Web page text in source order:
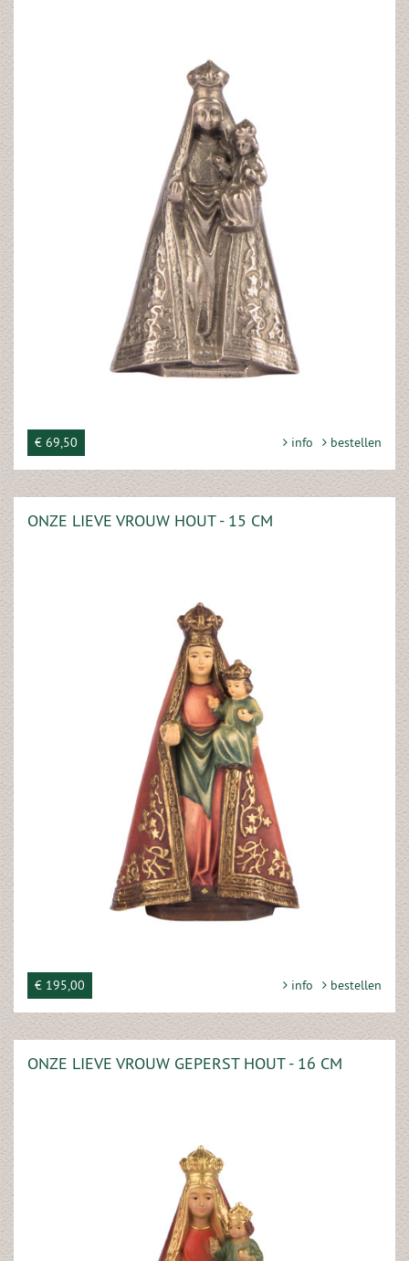
€ 69,50 info bestellen
ONZE LIEVE VROUW HOUT - 15 CM
€ 195,00 info bestellen
ONZE LIEVE VROUW GEPERST HOUT - 16 CM